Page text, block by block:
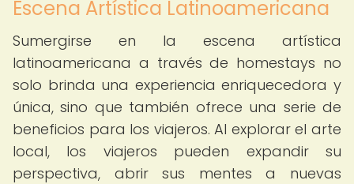
Escena Artística Latinoamericana
Sumergirse en la escena artística
latinoamericana a través de homestays no
solo brinda una experiencia enriquecedora y
única, sino que también ofrece una serie de
beneficios para los viajeros. Al explorar el arte
local, los viajeros pueden expandir su
perspectiva, abrir sus mentes a nuevas